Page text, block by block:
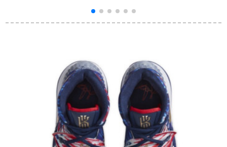
て、耐摩耗運動靴に
役立ちます。
44